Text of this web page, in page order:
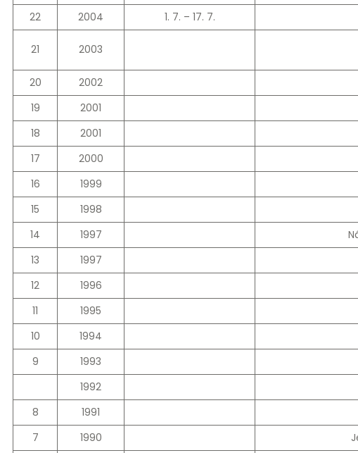
22
2004 1. 7. –⁠ 17. 7.
21 2003
20
2002
19
2001
18
2001
17
2000
16
1999
15
1998
14
1997
13
1997
12
1996
11
1995
10
1994
9
1993
1992
8
1991
7
1990